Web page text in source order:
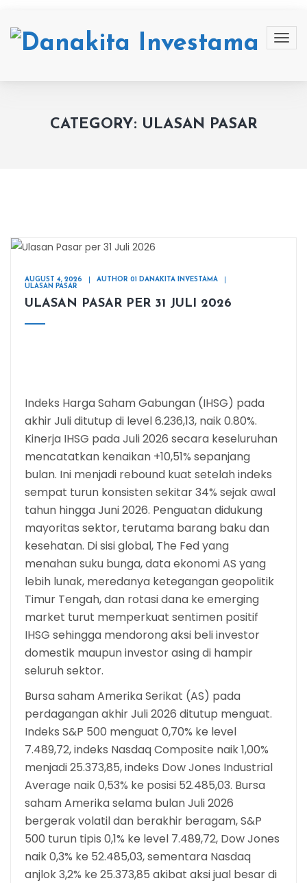
CATEGORY: ULASAN PASAR
AUGUST 4, 2026
AUTHOR 01 DANAKITA INVESTAMA
ULASAN PASAR
ULASAN PASAR PER 31 JULI 2026
Indeks Harga Saham Gabungan (IHSG) pada
akhir Juli ditutup di level 6.236,13, naik 0.80%.
Kinerja IHSG pada Juli 2026 secara keseluruhan
mencatatkan kenaikan +10,51% sepanjang
bulan. Ini menjadi rebound kuat setelah indeks
sempat turun konsisten sekitar 34% sejak awal
tahun hingga Juni 2026. Penguatan didukung
mayoritas sektor, terutama barang baku dan
kesehatan. Di sisi global, The Fed yang
menahan suku bunga, data ekonomi AS yang
lebih lunak, meredanya ketegangan geopolitik
Timur Tengah, dan rotasi dana ke emerging
market turut memperkuat sentimen positif
IHSG sehingga mendorong aksi beli investor
domestik maupun investor asing di hampir
seluruh sektor.
Bursa saham Amerika Serikat (AS) pada
perdagangan akhir Juli 2026 ditutup menguat.
Indeks S&P 500 menguat 0,70% ke level
7.489,72, indeks Nasdaq Composite naik 1,00%
menjadi 25.373,85, indeks Dow Jones Industrial
Average naik 0,53% ke posisi 52.485,03. Bursa
saham Amerika selama bulan Juli 2026
bergerak volatil dan berakhir beragam, S&P
500 turun tipis 0,1% ke level 7.489,72, Dow Jones
naik 0,3% ke 52.485,03, sementara Nasdaq
anjlok 3,2% ke 25.373,85 akibat aksi jual besar di